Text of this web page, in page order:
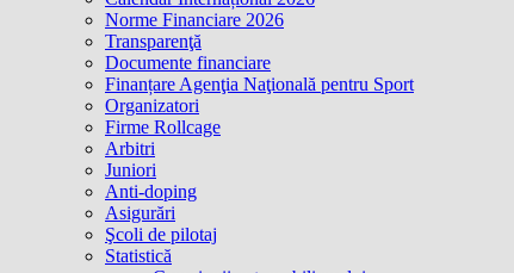
Norme Financiare 2026
Transparenţă
Documente financiare
Finanțare Agenţia Naţională pentru Sport
Organizatori
Firme Rollcage
Arbitri
Juniori
Anti-doping
Asigurări
Şcoli de pilotaj
Statistică